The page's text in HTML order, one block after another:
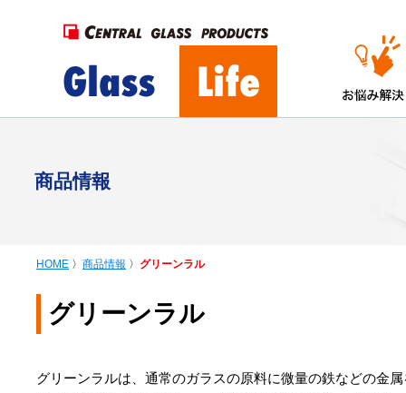
商品情報
HOME 〉 商品情報 〉 グリーンラル
グリーンラル
グリーンラルは、通常のガラスの原料に微量の鉄などの金